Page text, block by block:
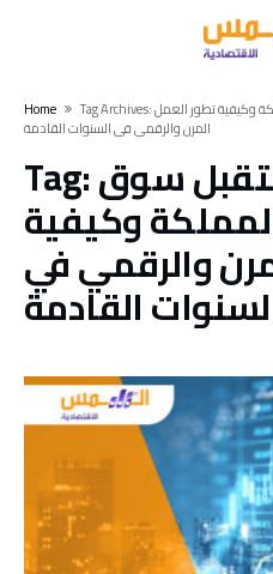
Home
Tag Archives: توقعات لمستقبل سوق العمل في المملكة وكيفية تطور العمل
المرن والرقمي في السنوات القادمة
Tag:سوق
وكيفية
والرقمي في
القادمة